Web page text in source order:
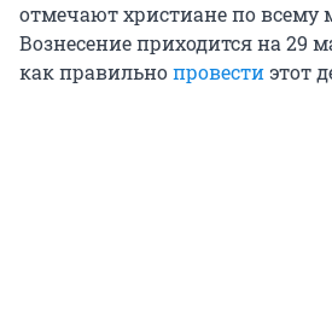
отмечают христиане по всему
Вознесение приходится на 29
как правильнопровестиэтот